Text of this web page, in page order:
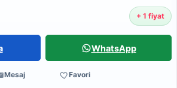
+ 1 fiyat
WhatsApp
Mesaj Favori